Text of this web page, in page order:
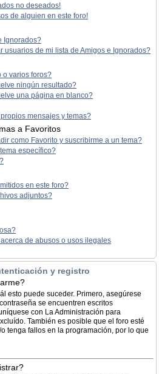
no deseados!
de alguien en este foro!
Ignorados?
usuarios de mi lista de Amigos e Ignorados?
o varios foros?
ningún resultado?
una página en blanco?
mensajes y temas?
a Favoritos
como Favorito y suscribirme a un tema?
específico?
en este foro?
adjuntos?
de abusos o usos ilegales
y registro
esto puede suceder. Primero, asegúrese
se encuentren escritos
con La Administración para
También es posible que el foro esté
tenga fallos en la programación, por lo que